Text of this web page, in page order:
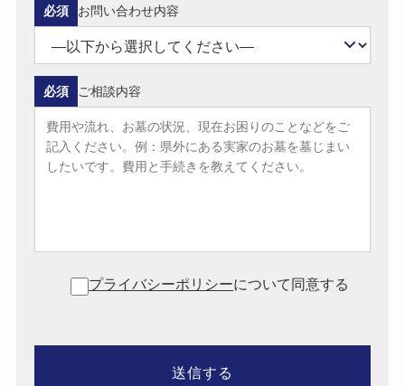
お問い合わせ内容
必須
ご相談内容
必須
プライバシーポリシーについて同意する